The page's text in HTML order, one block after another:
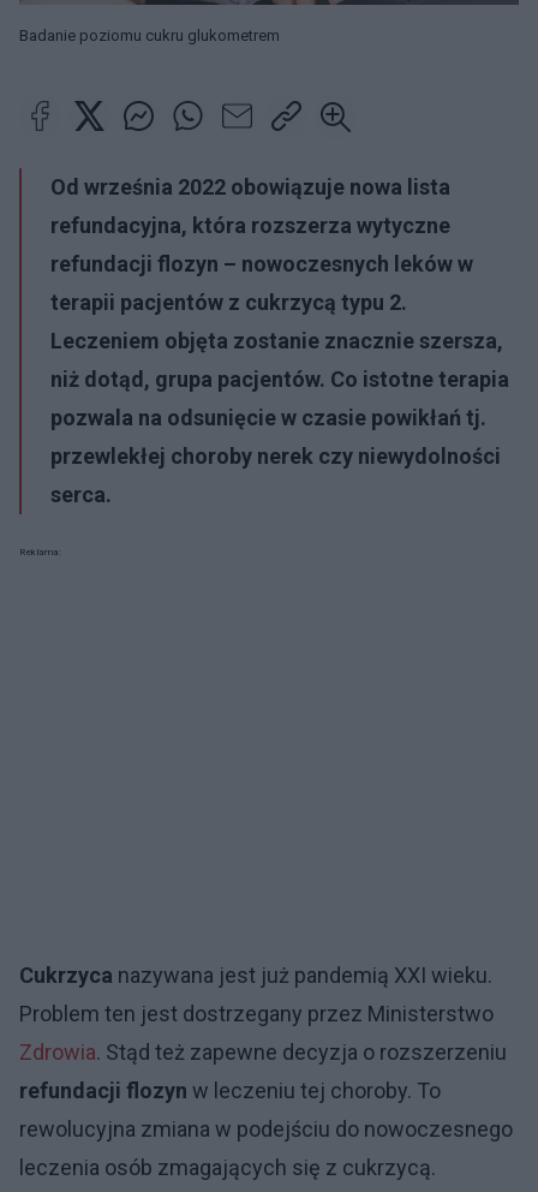
Badanie poziomu cukru glukometrem
Od września 2022 obowiązuje nowa lista
refundacyjna, która rozszerza wytyczne
refundacji flozyn – nowoczesnych leków w
terapii pacjentów z cukrzycą typu 2.
Leczeniem objęta zostanie znacznie szersza,
niż dotąd, grupa pacjentów. Co istotne terapia
pozwala na odsunięcie w czasie powikłań tj.
przewlekłej choroby nerek czy niewydolności
serca.
Reklama:
Cukrzyca nazywana jest już pandemią XXI wieku.
Problem ten jest dostrzegany przez Ministerstwo
Zdrowia. Stąd też zapewne decyzja o rozszerzeniu
refundacji flozyn w leczeniu tej choroby. To
rewolucyjna zmiana w podejściu do nowoczesnego
leczenia osób zmagających się z cukrzycą.